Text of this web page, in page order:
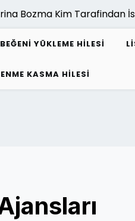
Kim Tarafindan
YÜKLEME HILESI
KASMA HILESI